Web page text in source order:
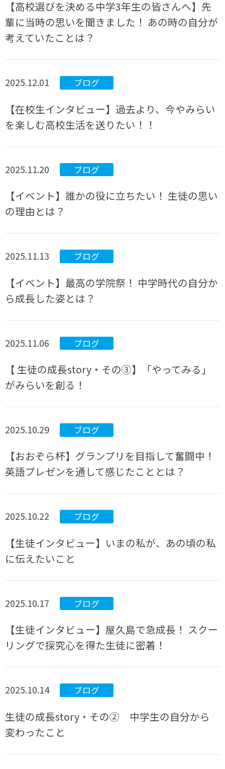
【高校選びを決める中学3年生の皆さんへ】先
輩に当時の思いを聞きました！ あの時の自分が
考えていたことは？
2025.12.01 ブログ
【在校生インタビュー】過去より、今やみらい
を楽しむ高校生活を送りたい！！
2025.11.20 ブログ
【イベント】誰かの役に立ちたい！ 生徒の思い
の理由とは？
2025.11.13 ブログ
【イベント】最高の学院祭！ 中学時代の自分か
ら成長した姿とは？
2025.11.06 ブログ
【 生徒の成長story・その③】「やってみる」
がみらいを創る！
2025.10.29 ブログ
【おおぞら杯】グランプリを目指して奮闘中！
英語プレゼンを通して感じたこととは？
2025.10.22 ブログ
【生徒インタビュー】いまの私が、あの頃の私
に伝えたいこと
2025.10.17 ブログ
【生徒インタビュー】屋久島で急成長！ スクー
リングで探究心を得た生徒に密着！
2025.10.14 ブログ
生徒の成長story・その② 中学生の自分から
変わったこと